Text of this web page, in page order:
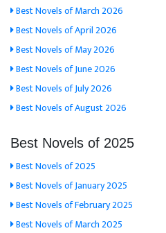
Best Novels of March 2026
Best Novels of April 2026
Best Novels of May 2026
Best Novels of June 2026
Best Novels of July 2026
Best Novels of August 2026
Best Novels of 2025
Best Novels of 2025
Best Novels of January 2025
Best Novels of February 2025
Best Novels of March 2025